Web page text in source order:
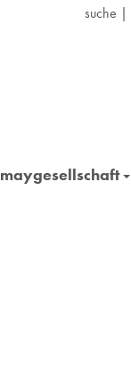
suche |
maygesellschaft